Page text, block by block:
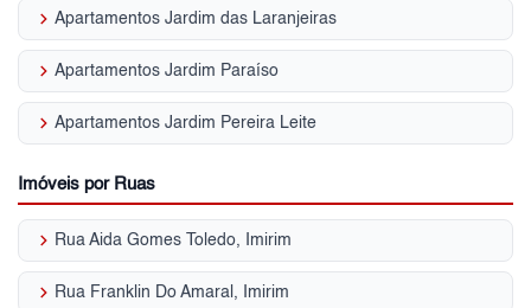
keyboard_arrow_right Apartamentos Jardim das Laranjeiras
keyboard_arrow_right Apartamentos Jardim Paraíso
keyboard_arrow_right Apartamentos Jardim Pereira Leite
Imóveis por Ruas
keyboard_arrow_right Rua Aida Gomes Toledo, Imirim
keyboard_arrow_right Rua Franklin Do Amaral, Imirim